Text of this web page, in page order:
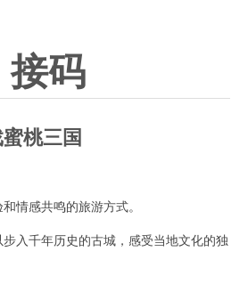
接码
桃三国
感共鸣的旅游方式。
千年历史的古城，感受当地文化的独